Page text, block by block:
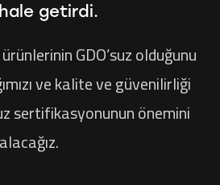
getirdi.
GDO’suz olduğunu
ve kalite ve güvenilirliği
sertifikasyonunun önemini